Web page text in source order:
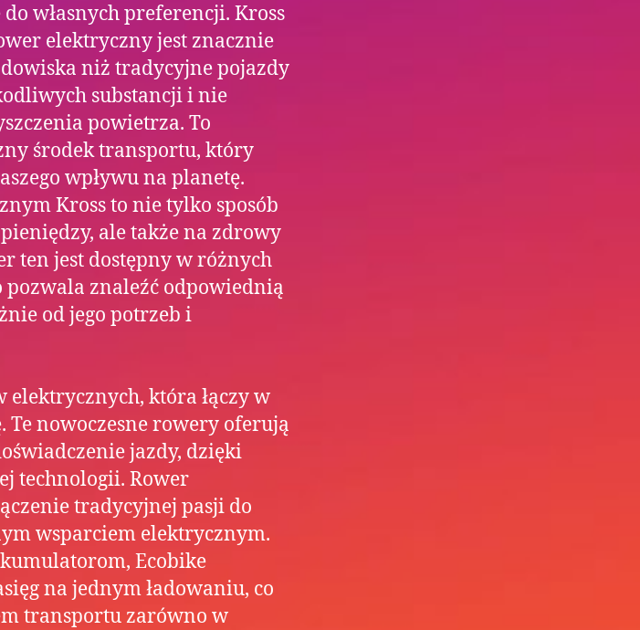
własnych preferencji. Kross
elektryczny jest znacznie
niż tradycyjne pojazdy
substancji i nie
powietrza. To
środek transportu, który
wpływu na planetę.
Kross to nie tylko sposób
ale także na zdrowy
ten jest dostępny w różnych
znaleźć odpowiednią
od jego potrzeb i
która łączy w
Te nowoczesne rowery oferują
jazdy, dzięki
technologii. Rower
tradycyjnej pasji do
wsparciem elektrycznym.
Ecobike
na jednym ładowaniu, co
transportu zarówno w